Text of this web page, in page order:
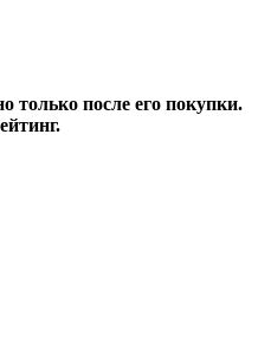
только после его покупки.